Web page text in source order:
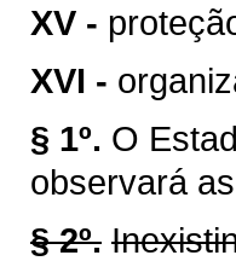
XV -
XVI -
§ 1º. O
observará
§ 2º.